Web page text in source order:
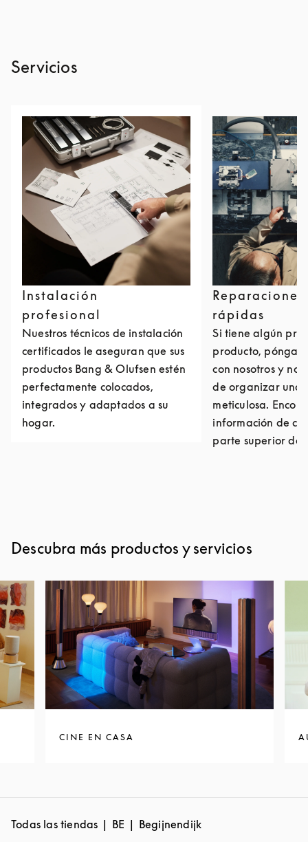
Servicios
Instalación
profesional
Nuestros técnicos de instalación
certificados le aseguran que sus
productos Bang & Olufsen estén
perfectamente colocados,
integrados y adaptados a su
hogar.
Reparaciones
rápidas
Si tiene algún
producto,
con nosotros y
de organizar una
meticulosa.
información de
parte superior de
Descubra más productos y servicios
CINE EN CASA
Todas las tiendas BE Begijnendijk